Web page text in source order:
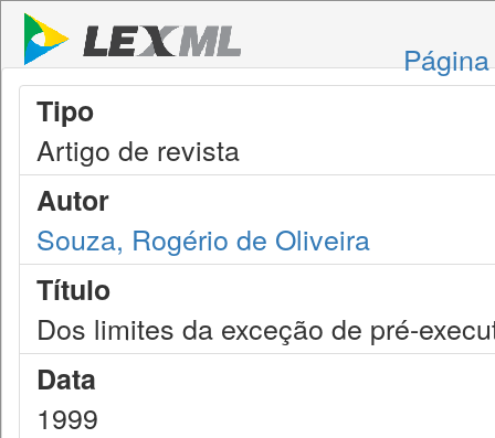
Tipo
Artigo de revista
Autor
Souza, Rogério de Oliveira
Título
Dos limites da exceção de pré-
Data
1999